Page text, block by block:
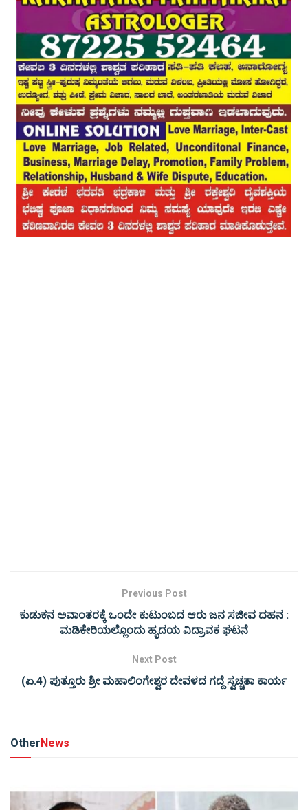
Previous Post
ಕುಡುಕನ ಅವಾಂತರಕ್ಕೆ ಒಂದೇ ಕುಟುಂಬದ ಆರು ಜನ ಸಜೀವ ದಹನ :
ಮಡಿಕೇರಿಯಲ್ಲೊಂದು ಹೃದಯ ವಿದ್ರಾವಕ ಘಟನೆ
Next Post
(ಏ.4) ಪುತ್ತೂರು ಶ್ರೀ ಮಹಾಲಿಂಗೇಶ್ವರ ದೇವಳದ ಗದ್ದೆ ಸ್ವಚ್ಚತಾ ಕಾರ್ಯ
Other News